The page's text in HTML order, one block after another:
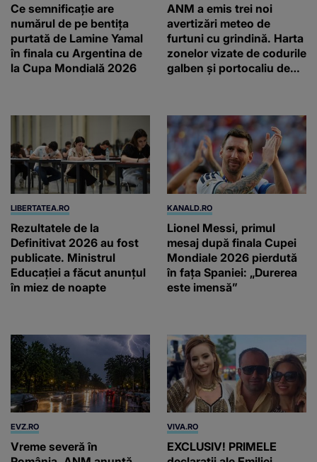
Ce semnificație are
numărul de pe bentița
purtată de Lamine Yamal
în finala cu Argentina de
la Cupa Mondială 2026
ANM a emis trei noi
avertizări meteo de
furtuni cu grindină. Harta
zonelor vizate de codurile
galben și portocaliu de
LIBERTATEA.RO
Rezultatele de la
Definitivat 2026 au fost
publicate. Ministrul
Educației a făcut anunțul
în miez de noapte
KANALD.RO
Lionel Messi, primul
mesaj după finala Cupei
Mondiale 2026 pierdută
în fața Spaniei: „Durerea
este imensă”
EVZ.RO
Vreme severă în
VIVA.RO
EXCLUSIV! PRIMELE